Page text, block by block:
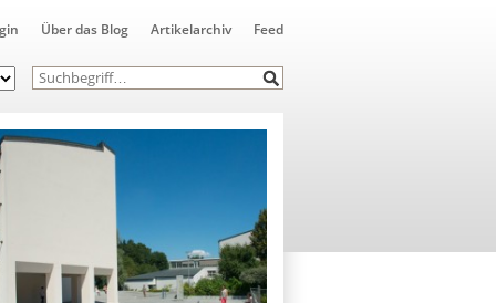
Über das Blog Artikelarchiv Feed